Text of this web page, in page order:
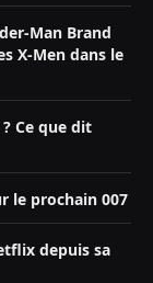
Man Brand
X-Men dans le
Ce que dit
le prochain 007
depuis sa